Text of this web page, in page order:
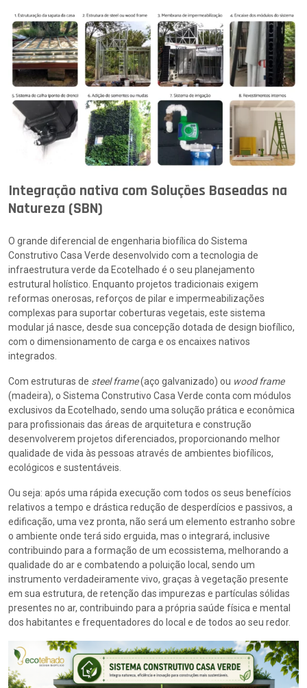
Integração nativa com Soluções Baseadas na
Natureza (SBN)
O grande diferencial de engenharia biofílica do Sistema
Construtivo Casa Verde desenvolvido com a tecnologia de
infraestrutura verde da Ecotelhado é o seu planejamento
estrutural holístico. Enquanto projetos tradicionais exigem
reformas onerosas, reforços de pilar e impermeabilizações
complexas para suportar coberturas vegetais, este sistema
modular já nasce, desde sua concepção dotada de design biofílico,
com o dimensionamento de carga e os encaixes nativos
integrados.
Com estruturas de steel frame(aço galvanizado) ou wood frame
(madeira), o Sistema Construtivo Casa Verde conta com módulos
exclusivos da Ecotelhado, sendo uma solução prática e econômica
para profissionais das áreas de arquitetura e construção
desenvolverem projetos diferenciados, proporcionando melhor
qualidade de vida às pessoas através de ambientes biofílicos,
ecológicos e sustentáveis.
Ou seja: após uma rápida execução com todos os seus benefícios
relativos a tempo e drástica redução de desperdícios e passivos, a
edificação, uma vez pronta, não será um elemento estranho sobre
o ambiente onde terá sido erguida, mas o integrará, inclusive
contribuindo para a formação de um ecossistema, melhorando a
qualidade do ar e combatendo a poluição local, sendo um
instrumento verdadeiramente vivo, graças à vegetação presente
em sua estrutura, de retenção das impurezas e partículas sólidas
presentes no ar, contribuindo para a própria saúde física e mental
dos habitantes e frequentadores do local e de todos ao seu redor.